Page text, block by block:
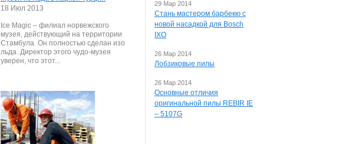
18 Июл 2013
Ice Magic – филиал норвежского
музея, действующий на территории
Стамбула. Он полностью сделан изо
льда. Директор этого чудо-музея
уверен, что этот...
29 Мар 2014
Стань мастером барбекю с
новой насадкой для Bosch
IXO
26 Мар 2014
Лобзиковые пилы
26 Мар 2014
Основные отличия
оригинальной пилы REBIR IE
– 5107G